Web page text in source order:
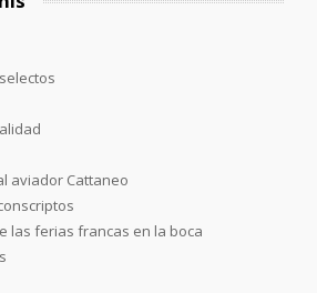
aviador Cattaneo
las ferias francas en la boca